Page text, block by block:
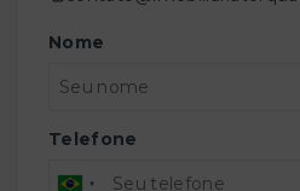
Nome
Telefone